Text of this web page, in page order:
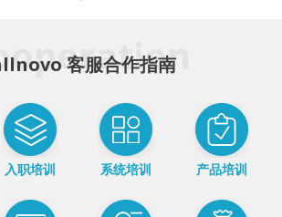
客服合作指南
入职培训 系统培训 产品培训